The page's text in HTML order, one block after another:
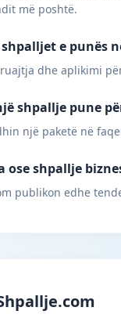
më poshtë.
e punës
dhe aplikimi
shpallje pune
një paketë në
ose shpallje
publikon edhe